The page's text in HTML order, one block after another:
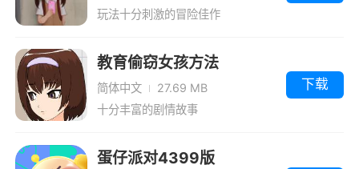
玩法十分刺激的冒险佳作
教育偷窃女孩方法
v1.39.00汉化版
简体中文
27.69 MB
十分丰富的剧情故事
下载
蛋仔派对4399版